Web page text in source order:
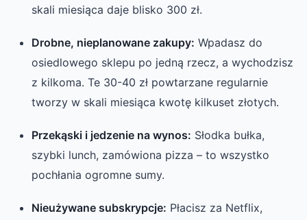
skali miesiąca daje blisko 300 zł.
Drobne, nieplanowane zakupy: Wpadasz do
osiedlowego sklepu po jedną rzecz, a wychodzisz
z kilkoma. Te 30-40 zł powtarzane regularnie
tworzy w skali miesiąca kwotę kilkuset złotych.
Przekąski i jedzenie na wynos: Słodka bułka,
szybki lunch, zamówiona pizza – to wszystko
pochłania ogromne sumy.
Nieużywane subskrypcje: Płacisz za Netflix,